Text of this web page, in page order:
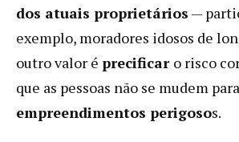
dos atuais proprietários —
exemplo, moradores idosos de
outro valor é precificar o risco
que as pessoas não se mudem para
empreendimentos perigosos.